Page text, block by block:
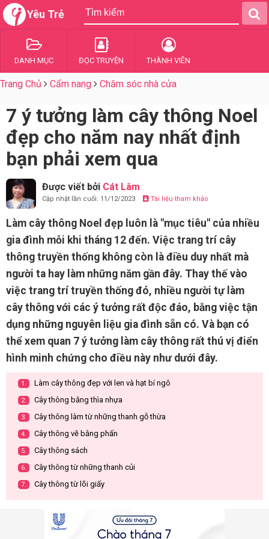
Yêu Trẻ
DANH MỤC ĐỌC TRUYỆN THÀNH VIÊN
Trang Chủ Cẩm nang Chăm sóc nhà cửa
7 ý tưởng làm cây thông Noel
đẹp cho năm nay nhất định
bạn phải xem qua
Được viết bởi Cát Lâm
Cập nhật lần cuối: 11/12/2023 Tài liệu tham khảo
Làm cây thông Noel đẹp luôn là "mục tiêu" của nhiều
gia đình mỗi khi tháng 12 đến. Việc trang trí cây
thông truyền thống không còn là điều duy nhất mà
người ta hay làm những năm gần đây. Thay thế vào
việc trang trí truyền thống đó, nhiều người tự làm
cây thông với các ý tưởng rất độc đáo, bằng việc tận
dụng những nguyên liệu gia đình sẵn có. Và bạn có
thể xem quan 7 ý tưởng làm cây thông rất thú vị điển
hình minh chứng cho điều này như dưới đây.
1. Làm cây thông đẹp với len và hạt bí ngô
2. Cây thông bằng thìa nhựa
3. Cây thông làm từ những thanh gỗ thừa
4. Cây thông vẽ bằng phấn
5. Cây thông sách
6. Cây thông từ những thanh củi
7. Cây thông từ lõi giấy